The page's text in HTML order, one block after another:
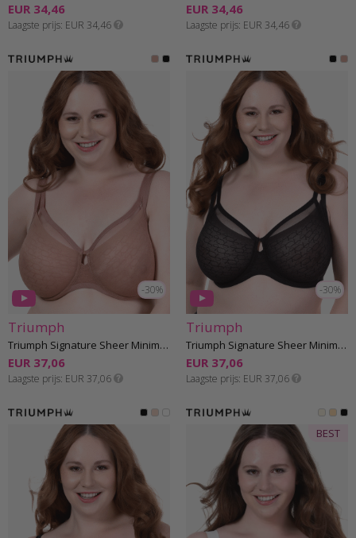
EUR 34,46
Laagste prijs EUR 34,46
EUR 34,46
Laagste prijs EUR 34,46
-30%
Triumph
Triumph Signature Sheer Minimizer Beha E-H cup
EUR 37,06
Laagste prijs EUR 37,06
-30%
Triumph
Triumph Signature Sheer Minimizer Beha E-H cup
EUR 37,06
Laagste prijs EUR 37,06
BEST